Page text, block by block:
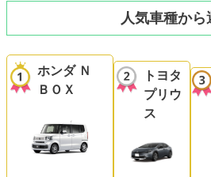
人気車種から
ホンダ Ｎ
ＢＯＸ
トヨタ
プリウ
ス